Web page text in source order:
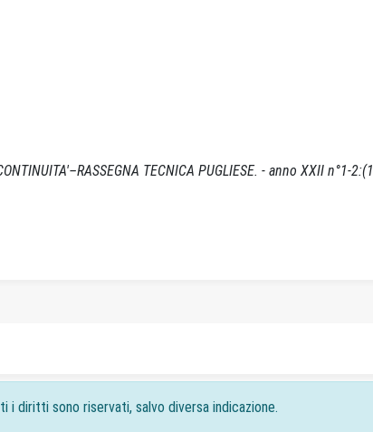
TECNICA PUGLIESE. - anno XXII n°1-
diritti sono riservati, salvo diversa indicazione.